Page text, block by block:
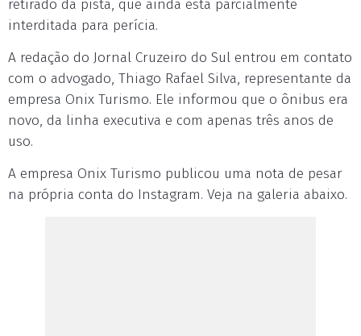
retirado da pista, que ainda está parcialmente
interditada para perícia.
A redação do Jornal Cruzeiro do Sul entrou em contato
com o advogado, Thiago Rafael Silva, representante da
empresa Onix Turismo. Ele informou que o ônibus era
novo, da linha executiva e com apenas três anos de
uso.
A empresa Onix Turismo publicou uma nota de pesar
na própria conta do Instagram. Veja na galeria abaixo.